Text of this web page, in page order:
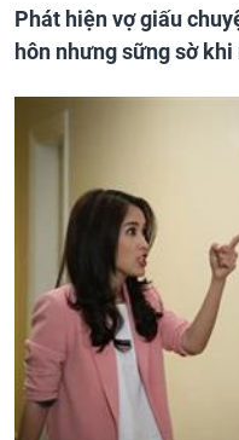
Phát hiện vợ giấu
hôn nhưng sững sờ